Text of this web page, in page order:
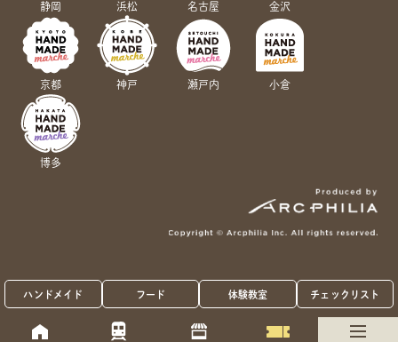
ハンドメイド フード 体験教室 チェックリスト
静岡 浜松 名古屋 金沢
京都 神戸 瀬戸内 小倉
博多